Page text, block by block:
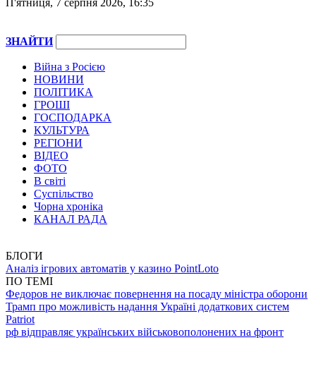
П'ятниця, 7 серпня 2026, 16:35
ЗНАЙТИ
Війна з Росією
НОВИНИ
ПОЛІТИКА
ГРОШІ
ГОСПОДАРКА
КУЛЬТУРА
РЕГІОНИ
ВІДЕО
ФОТО
В світі
Суспільство
Чорна хроніка
КАНАЛ РАДА
БЛОГИ
Аналіз ігрових автоматів у казино PointLoto
ПО ТЕМІ
Федоров не виключає повернення на посаду міністра оборони
Трамп про можливість надання Україні додаткових систем
Patriot
рф відправляє українських військовополонених на фронт